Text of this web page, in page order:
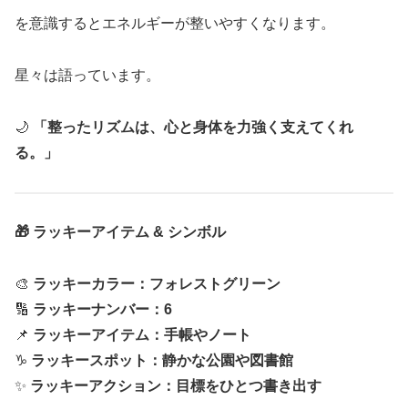
を意識するとエネルギーが整いやすくなります。
星々は語っています。
🌙
「整ったリズムは、心と身体を力強く支えてくれ
る。」
🎁 ラッキーアイテム & シンボル
🎨 ラッキーカラー：フォレストグリーン
🔢 ラッキーナンバー：6
📌 ラッキーアイテム：手帳やノート
♑ ラッキースポット：静かな公園や図書館
✨ ラッキーアクション：目標をひとつ書き出す